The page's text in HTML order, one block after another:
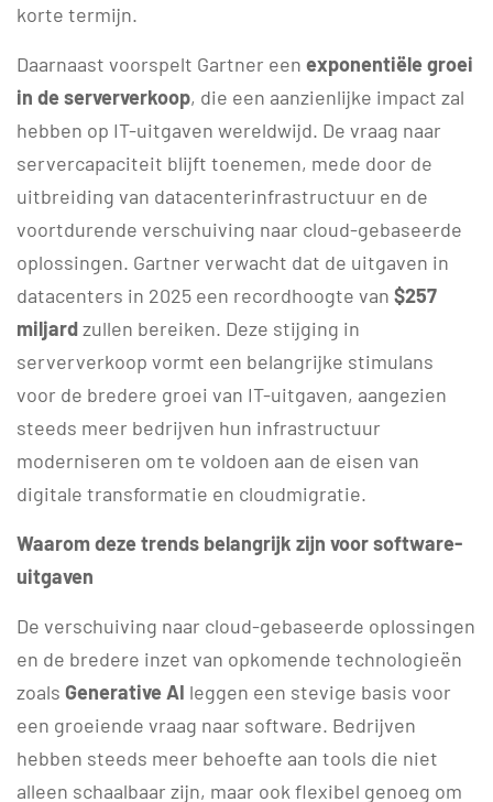
korte termijn.
Daarnaast voorspelt Gartner een exponentiële groei
in de serververkoop, die een aanzienlijke impact zal
hebben op IT-uitgaven wereldwijd. De vraag naar
servercapaciteit blijft toenemen, mede door de
uitbreiding van datacenterinfrastructuur en de
voortdurende verschuiving naar cloud-gebaseerde
oplossingen. Gartner verwacht dat de uitgaven in
datacenters in 2025 een recordhoogte van $257
miljardzullen bereiken. Deze stijging in
serververkoop vormt een belangrijke stimulans
voor de bredere groei van IT-uitgaven, aangezien
steeds meer bedrijven hun infrastructuur
moderniseren om te voldoen aan de eisen van
digitale transformatie en cloudmigratie.
Waarom deze trends belangrijk zijn voor software-
uitgaven
De verschuiving naar cloud-gebaseerde oplossingen
en de bredere inzet van opkomende technologieën
zoals Generative AI leggen een stevige basis voor
een groeiende vraag naar software. Bedrijven
hebben steeds meer behoefte aan tools die niet
alleen schaalbaar zijn, maar ook flexibel genoeg om